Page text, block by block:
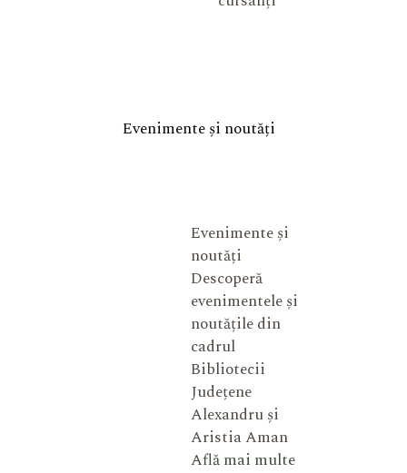
Evenimente și noutăți
Evenimente și
noutăți
Descoperă
evenimentele și
noutățile din
cadrul
Bibliotecii
Județene
Alexandru și
Aristia Aman
Află mai multe